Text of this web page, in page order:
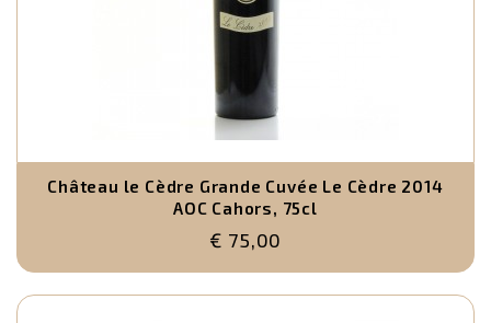
Château le Cèdre Grande Cuvée Le Cèdre 2014
AOC Cahors, 75cl
€ 75,00